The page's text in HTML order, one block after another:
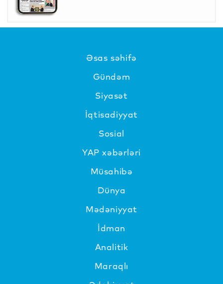
Əsas səhifə
Gündəm
Siyasət
İqtisadiyyat
Sosial
YAP xəbərləri
Müsahibə
Dünya
Mədəniyyat
İdman
Analitik
Maraqlı